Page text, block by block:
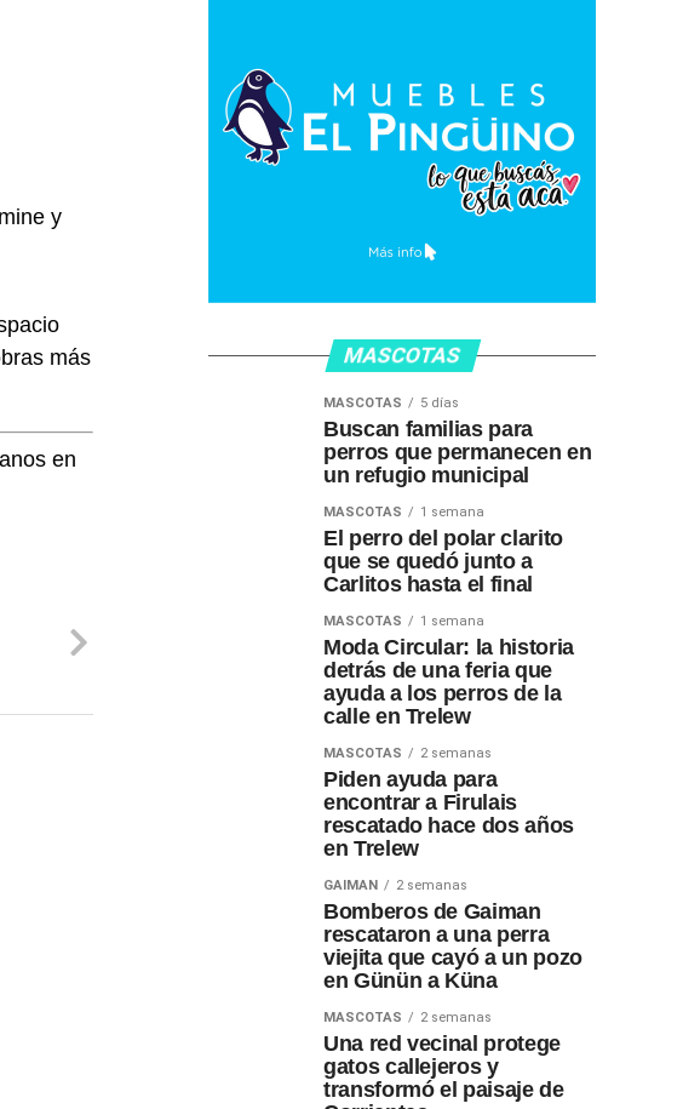
y
más
en
MASCOTAS
MASCOTAS 5 días
Buscan familias para
perros que permanecen en
un refugio municipal
MASCOTAS 1 semana
El perro del polar clarito
que se quedó junto a
Carlitos hasta el final
MASCOTAS 1 semana
Moda Circular: la historia
detrás de una feria que
ayuda a los perros de la
calle en Trelew
MASCOTAS 2 semanas
Piden ayuda para
encontrar a Firulais
rescatado hace dos años
en Trelew
GAIMAN 2 semanas
Bomberos de Gaiman
rescataron a una perra
viejita que cayó a un pozo
en Günün a Küna
MASCOTAS 2 semanas
Una red vecinal protege
gatos callejeros y
transformó el paisaje de